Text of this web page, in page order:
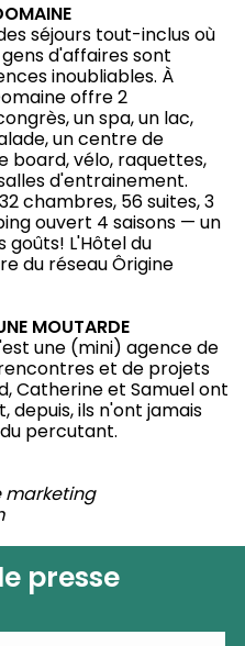
séjours tout-inclus où
d'affaires sont
inoubliables. À
offre 2
un spa, un lac,
un centre de
board, vélo, raquettes,
d'entrainement.
chambres, 56 suites, 3
ouvert 4 saisons — un
L'Hôtel du
du réseau Ôrigine
MOUTARDE
une (mini) agence de
et de projets
Catherine et Samuel ont
depuis, ils n'ont jamais
percutant.
marketing
presse